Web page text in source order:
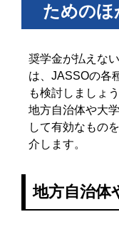
ためのほ
奨学金が払えな
は、JASSOの各
も検討しましょう
地方自治体や大
して有効なもの
介します。
地方自治体